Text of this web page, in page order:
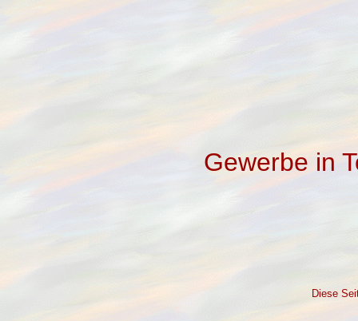
Gewerbe in
Diese